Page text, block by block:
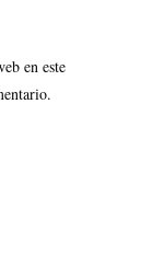
en este